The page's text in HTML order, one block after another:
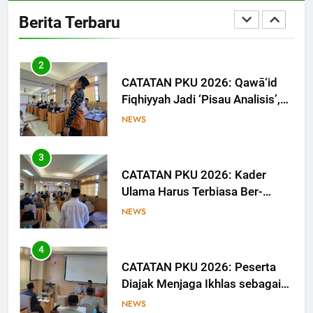
Berita Terbaru
Dorong Calon Ulama Tinggalkan
Jejak Digital melalui Tulisan dan
2
CATATAN PKU 2026: Qawā‘id
Fiqhiyyah Jadi ‘Pisau Analisis’,
Anggota PKU Hadapi Persoalan
NEWS
3
CATATAN PKU 2026: Kader
Ulama Harus Terbiasa Ber-
Munāẓarah
NEWS
4
CATATAN PKU 2026: Peserta
Diajak Menjaga Ikhlas sebagai
Ruh Ibadah
NEWS